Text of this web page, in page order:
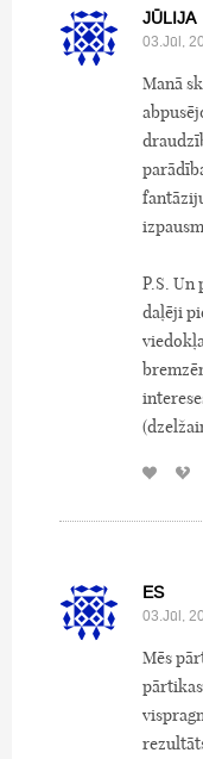
JŪLIJA
03.Jūl,
Manā
P.S. Un
daļēji
ES
03.Jūl,
Mēs